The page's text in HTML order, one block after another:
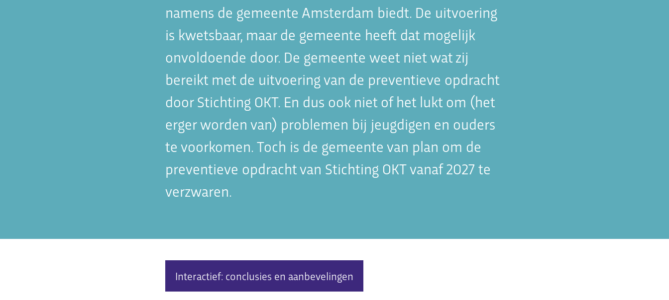
namens de gemeente Amsterdam biedt. De uitvoering
is kwetsbaar, maar de gemeente heeft dat mogelijk
onvoldoende door. De gemeente weet niet wat zij
bereikt met de uitvoering van de preventieve opdracht
door Stichting OKT. En dus ook niet of het lukt om (het
erger worden van) problemen bij jeugdigen en ouders
te voorkomen. Toch is de gemeente van plan om de
preventieve opdracht van Stichting OKT vanaf 2027 te
verzwaren.
Interactief: conclusies en aanbevelingen